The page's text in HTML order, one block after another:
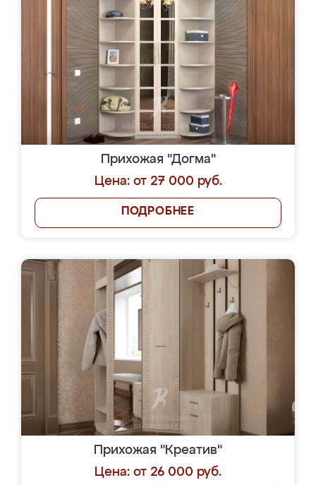
Прихожая "Догма"
Цена: от 27 000 руб.
ПОДРОБНЕЕ
Прихожая "Креатив"
Цена: от 26 000 руб.